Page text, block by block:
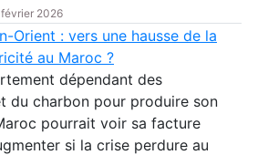
février 2026
Orient : vers une hausse de la
au Maroc ?
dépendant des
du charbon pour produire son
pourrait voir sa facture
si la crise perdure au